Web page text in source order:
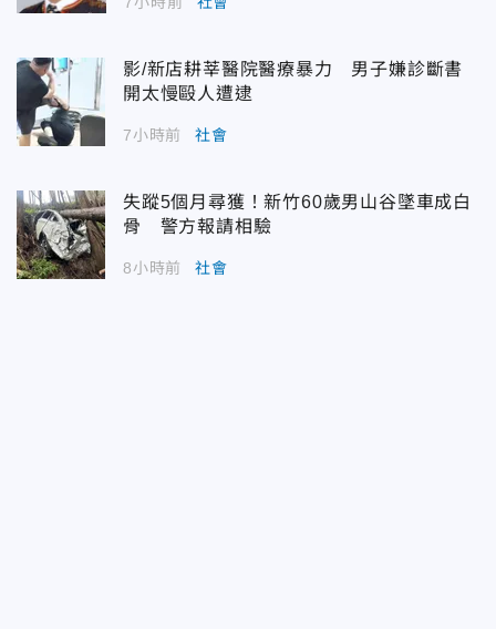
影/新店耕莘醫院醫療暴力 男子嫌診斷書
開太慢毆人遭逮
7小時前 社會
失蹤5個月尋獲！新竹60歲男山谷墜車成白
骨 警方報請相驗
8小時前 社會